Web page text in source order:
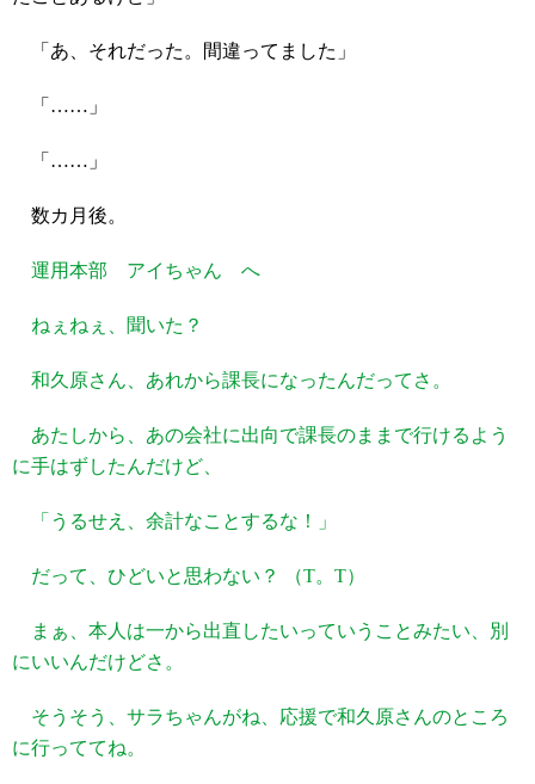
「あ、それだった。間違ってました」
「……」
「……」
数カ月後。
運用本部 アイちゃん へ
ねぇねぇ、聞いた？
和久原さん、あれから課長になったんだってさ。
あたしから、あの会社に出向で課長のままで行けるよう
に手はずしたんだけど、
「うるせえ、余計なことするな！」
だって、ひどいと思わない？ （T。T）
まぁ、本人は一から出直したいっていうことみたい、別
にいいんだけどさ。
そうそう、サラちゃんがね、応援で和久原さんのところ
に行っててね。